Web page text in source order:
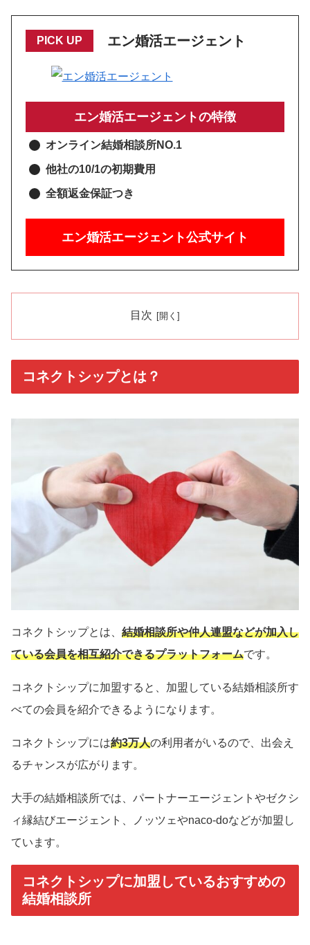
PICK UP エン婚活エージェント
エン婚活エージェントの特徴
オンライン結婚相談所NO.1
他社の10/1の初期費用
全額返金保証つき
エン婚活エージェント公式サイト
目次
コネクトシップとは？
コネクトシップとは、 結婚相談所や仲人連盟などが加入し
ている会員を相互紹介できるプラットフォームです。
コネクトシップに加盟すると、加盟している結婚相談所す
べての会員を紹介できるようになります。
コネクトシップには約3万人の利用者がいるので、出会え
るチャンスが広がります。
大手の結婚相談所では、パートナーエージェントやゼクシ
ィ縁結びエージェント、ノッツェやnaco-doなどが加盟し
ています。
コネクトシップに加盟しているおすすめの
結婚相談所